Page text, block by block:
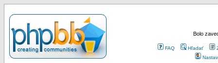
Bolo
FAQ Hľadať